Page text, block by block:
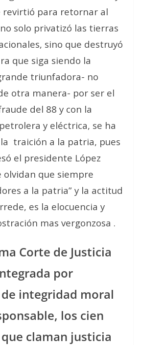
revirtió para retornar al
solo privatizó las tierras
sino que destruyó
que siga siendo la
triunfadora- no
otra manera- por ser el
del 88 y con la
y eléctrica, se ha
traición a la patria, pues
el presidente López
olvidan que siempre
a la patria” y la actitud
es la elocuencia y
mas vergonzosa .
Corte de Justicia
por
integridad moral
los cien
claman justicia